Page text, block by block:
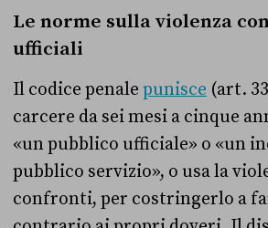
Le norme sulla violenza
ufficiali
Il codice penale punisce (art.
carcere da sei mesi a cinque
«un pubblico ufficiale» o «un
pubblico servizio», o usa la
confronti, per costringerlo a